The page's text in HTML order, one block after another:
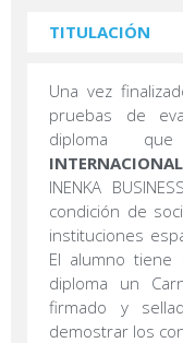
TITULACIÓN
Una vez
pruebas de
diploma
INENKA
condición de
instituciones
El alumno
diploma un
firmado y
demostrar los